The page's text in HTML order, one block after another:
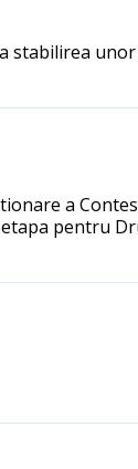
stabilirea
a
pentru